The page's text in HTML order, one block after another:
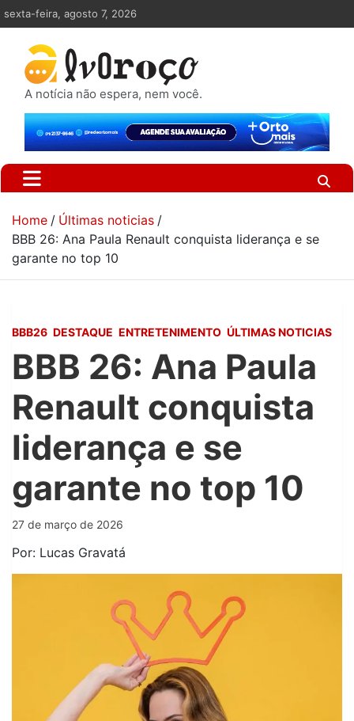
Skip
to
content
sexta-feira, agosto 7, 2026
A notícia não espera, nem você.
Home
Últimas noticias
BBB 26: Ana Paula Renault conquista liderança e se
garante no top 10
BBB26 DESTAQUE ENTRETENIMENTO ÚLTIMAS NOTICIAS
BBB 26: Ana Paula
Renault conquista
liderança e se
garante no top 10
27 de março de 2026
Por: Lucas Gravatá